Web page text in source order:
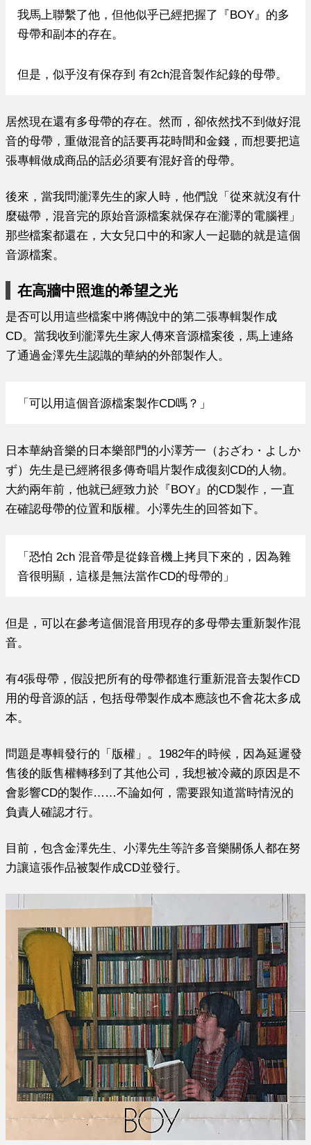
我馬上聯繫了他，但他似乎已經把握了『BOY』的多
母帶和副本的存在。
但是，似乎沒有保存到 有2ch混音製作紀錄的母帶。
居然現在還有多母帶的存在。然而，卻依然找不到做好混
音的母帶，重做混音的話要再花時間和金錢，而想要把這
張專輯做成商品的話必須要有混好音的母帶。
後來，當我問瀧澤先生的家人時，他們說「從來就沒有什
麼磁帶，混音完的原始音源檔案就保存在瀧澤的電腦裡」
那些檔案都還在，大女兒口中的和家人一起聽的就是這個
音源檔案。
在高牆中照進的希望之光
是否可以用這些檔案中將傳說中的第二張專輯製作成
CD。當我收到瀧澤先生家人傳來音源檔案後，馬上連絡
了通過金澤先生認識的華納的外部製作人。
「可以用這個音源檔案製作CD嗎？」
日本華納音樂的日本樂部門的小澤芳一 （おざわ・よしか
ず） 先生是已經將很多傳奇唱片製作成復刻CD的人物。
大約兩年前，他就已經致力於 『BOY』的CD製作，一直
在確認母帶的位置和版權。小澤先生的回答如下。
「 恐怕 2ch 混音帶是從錄音機上拷貝下來的，因為雜
音很明顯，這樣是無法當作CD的母帶的 」
但是，可以在參考這個混音用現存的多母帶去重新製作混
音。
有4張母帶，假設把所有的母帶都進行重新混音去製作CD
用的母音源的話，包括母帶製作成本應該也不會花太多成
本。
問題是專輯發行的「版權」。1982年的時候，因為延遲發
售後的販售權轉移到了其他公司，我想被冷藏的原因是不
會影響CD的製作……不論如何，需要跟知道當時情況的
負責人確認才行。
目前，包含金澤先生、小澤先生等許多音樂關係人都在努
力讓這張作品被製作成CD並發行。